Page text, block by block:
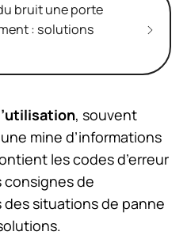
bruit une porte
: solutions
, souvent
mine d’informations
les codes d’erreur
de
situations de panne